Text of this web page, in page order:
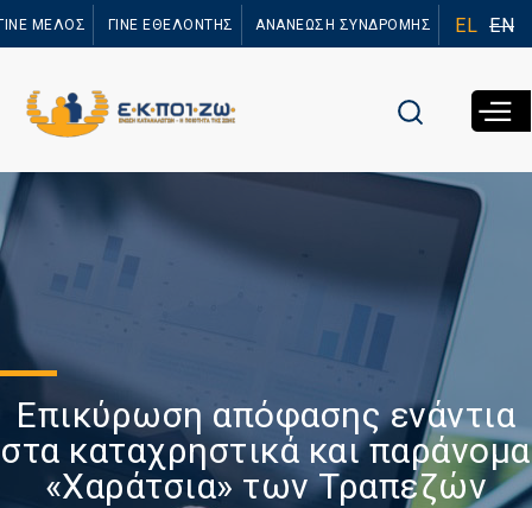
προς το
ΜΕΛΟΣ ΓΙΝΕ ΕΘΕΛΟΝΤΗΣ ΑΝΑΝΕΩΣΗ ΣΥΝΔΡΟΜΗΣ EL EN
Επικύρωση απόφασης ενάντια
στα καταχρηστικά και παράνομα
«Χαράτσια» των Τραπεζών